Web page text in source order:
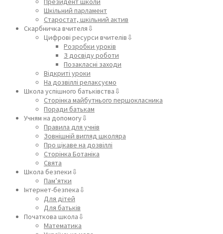
Шкільний парламент
Старостат, шкільний актив
Скарбничка вчителя⇩
Цифрові ресурси вчителів⇩
Розробки уроків
З досвіду роботи
Позакласні заходи
Відкриті уроки
На дозвіллі релаксуємо
Школа успішного батьківства⇩
Сторінка майбутнього першокласника
Поради батькам
Учням на допомогу⇩
Правила для учнів
Зовнішній вигляд школяра
Про цікаве на дозвіллі
Сторінка Ботаніка
Свята
Школа безпеки⇩
Пам’ятки
Інтернет-безпека⇩
Для дітей
Для батьків
Початкова школа⇩
Математика